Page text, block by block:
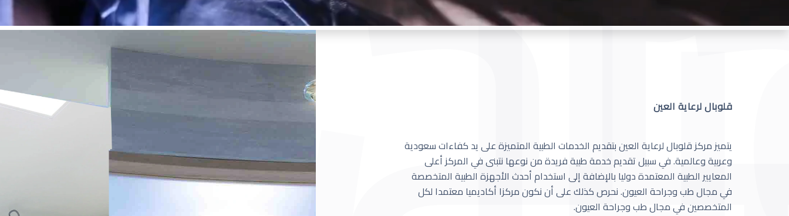
قلوبال لرعاية العين
يتميز مركز قلوبال لرعاية العين بتقديم الخدمات الطبية المتميزة على يد كفاءات سعودية
وعربية وعالمية. في سبيل تقديم خدمة طبية فريدة من نوعها نتبنى في المركز أعلى
المعايير الطبية المعتمدة دوليا بالإضافة إلى استخدام أحدث الأجهزة الطبية المتخصصة
في مجال طب وجراحة العيون. نحرص كذلك على أن نكون مركزا أكاديميا معتمدا لكل
المتخصصين في مجال طب وجراحة العيون.